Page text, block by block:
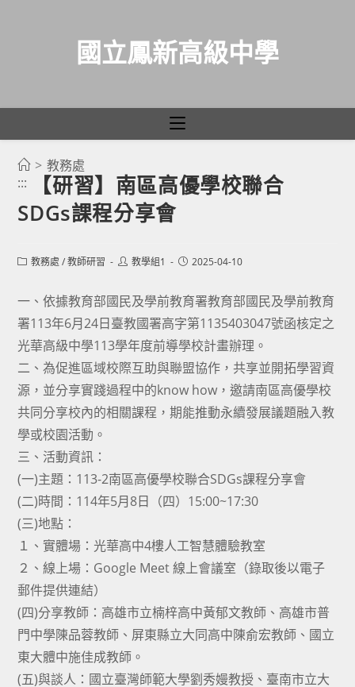
國立鳳新高級中學
> 教務處
:::
【研習】南區高優學校聯合
SDGs課程分享會
Post教務處 / 教師研習
Post教學組1
Post2025-04-10
一、依據教育部國民及學前教育署教育部國民及學前教育
署113年6月24日臺教國署高字第1135403047號函核定之
光華高級中學113學年度前導學校計畫辦理。
二、為促進區域校際互助與聯盟協作，共享並開拓學習資
源，並分享實踐過程中的know how，邀請南區高優學校
共同分享校內的相關課程，期能推動永續發展議題融入教
學或校園活動。
三、活動資訊：
(一)主題：113-2南區高優學校聯合SDGs課程分享會
(二)時間：114年5月8日（四）15:00~17:30
(三)地點：
１、實體場：光華高中4樓人工智慧體驗教室
２、線上場：Google Meet 線上會議室（錄取後以電子
郵件提供連結）
(四)分享教師：高雄市立楠梓高中黃郁文教師、高雄市普
門中學陳品蓉教師、屏東縣立大同高中陳俞宏教師、國立
東大體中施佳成教師。
(五)與談人：國立臺灣師範大學劉秀嫚教授、臺南市立大